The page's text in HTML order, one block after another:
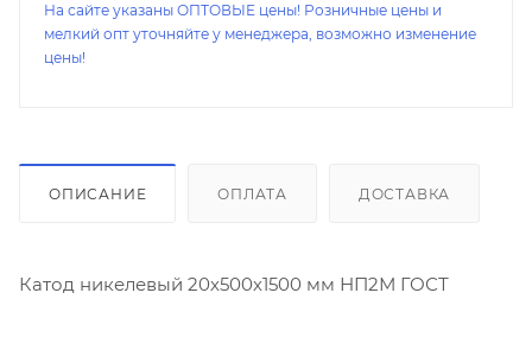
На сайте указаны ОПТОВЫЕ цены! Розничные цены и
мелкий опт уточняйте у менеджера, возможно изменение
цены!
ОПИСАНИЕ ОПЛАТА ДОСТАВКА
Катод никелевый 20х500х1500 мм НП2М ГОСТ